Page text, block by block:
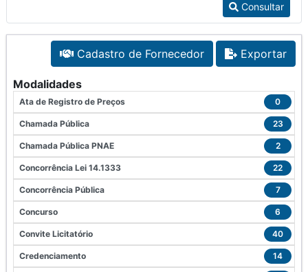
Consultar
Cadastro de Fornecedor Exportar
Modalidades
Ata de Registro de Preços 0
Chamada Pública 23
Chamada Pública PNAE 2
Concorrência Lei 14.1333 22
Concorrência Pública 7
Concurso 6
Convite Licitatório 40
Credenciamento 14